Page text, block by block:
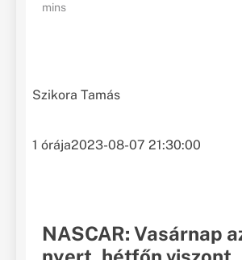
mins
Szikora Tamás
1 órája2023-08-07 21:30:00
NASCAR: Vasárnap